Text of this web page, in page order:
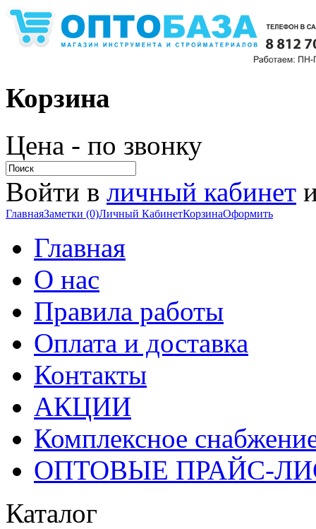
Корзина
Цена - по звонку
Войти в личный кабинет
ГлавнаяЗаметки (0)Личный КабинетКорзинаОформить
Главная
О нас
Правила работы
Оплата и доставка
Контакты
АКЦИИ
Комплексное
ОПТОВЫЕ ПРАЙС-
Каталог